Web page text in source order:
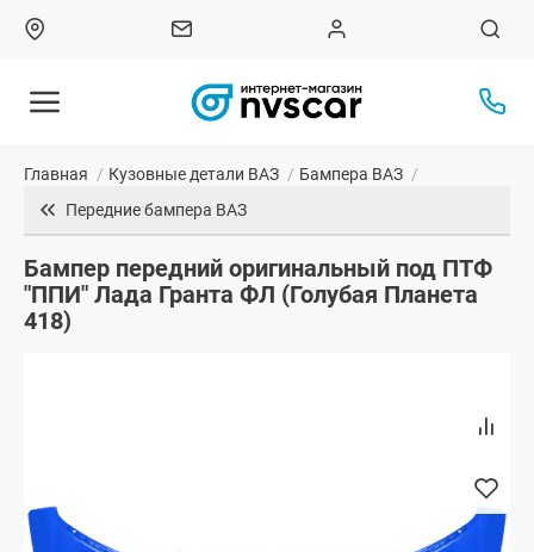
Главная / Кузовные детали ВАЗ / Бампера ВАЗ /
Передние бампера ВАЗ
Бампер передний оригинальный под ПТФ
"ППИ" Лада Гранта ФЛ (Голубая Планета
418)